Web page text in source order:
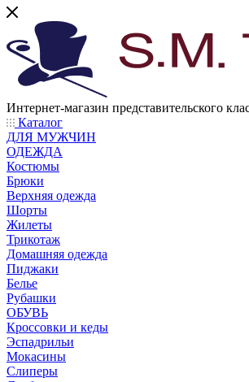
Интернет-магазин представительского
Каталог
ДЛЯ МУЖЧИН
ОДЕЖДА
Костюмы
Брюки
Верхняя одежда
Шорты
Жилеты
Трикотаж
Домашняя одежда
Пиджаки
Белье
Рубашки
ОБУВЬ
Кроссовки и кеды
Эспадрильи
Мокасины
Слиперы